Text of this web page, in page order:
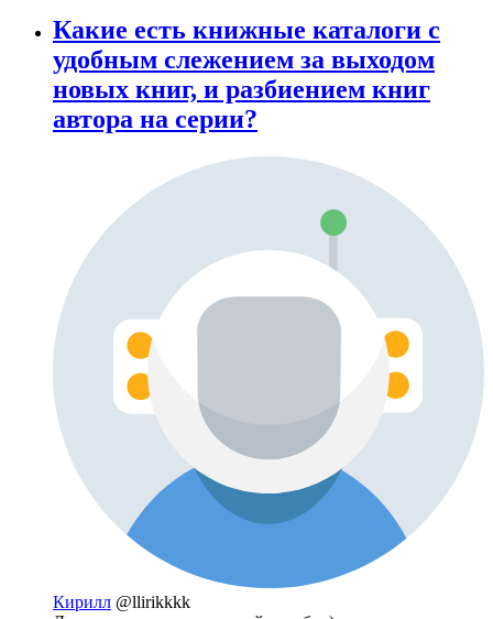
Какие есть книжные каталоги с
удобным слежением за выходом
новых книг, и разбиением книг
автора на серии?
Кирилл @llirikkkk